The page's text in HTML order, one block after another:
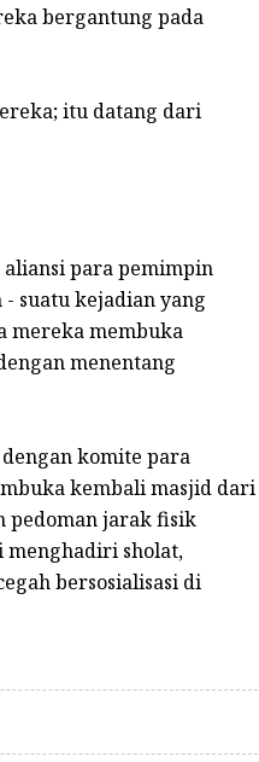
bergantung pada
itu datang dari
para pemimpin
suatu kejadian yang
mereka membuka
menentang
komite para
kembali masjid dari
pedoman jarak fisik
menghadiri sholat,
bersosialisasi di